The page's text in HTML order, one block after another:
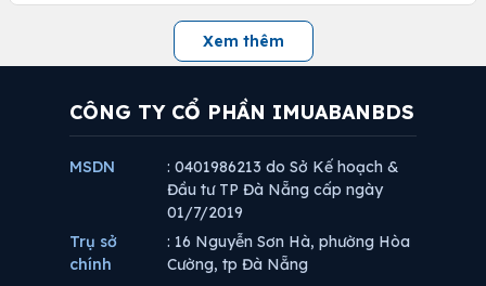
Xem thêm
CÔNG TY CỔ PHẦN IMUABANBDS
MSDN
: 0401986213 do Sở Kế hoạch &
Đầu tư TP Đà Nẵng cấp ngày
01/7/2019
Trụ sở
chính
: 16 Nguyễn Sơn Hà, phường Hòa
Cường, tp Đà Nẵng